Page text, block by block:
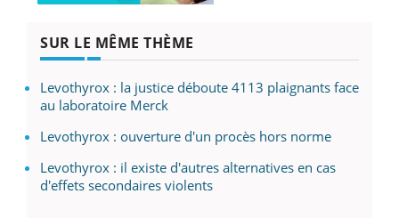
SUR LE MÊME THÈME
Levothyrox : la justice déboute 4113 plaignants face
au laboratoire Merck
Levothyrox : ouverture d'un procès hors norme
Levothyrox : il existe d'autres alternatives en cas
d'effets secondaires violents